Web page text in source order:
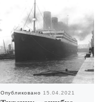
Опубликовано 15.04.2021